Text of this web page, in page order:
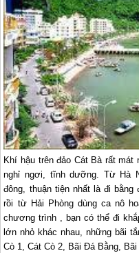
Khí hậu trên đảo Cát Bà rất
nghỉ ngơi, tĩnh dưỡng. Từ Hà
đông, thuận tiện nhất là đi
rồi từ Hải Phòng dùng ca nô
chương trình , bạn có thể đi
lớn nhỏ khác nhau, những bãi
Cò 1, Cát Cò 2, Bãi Ðá Bằng,